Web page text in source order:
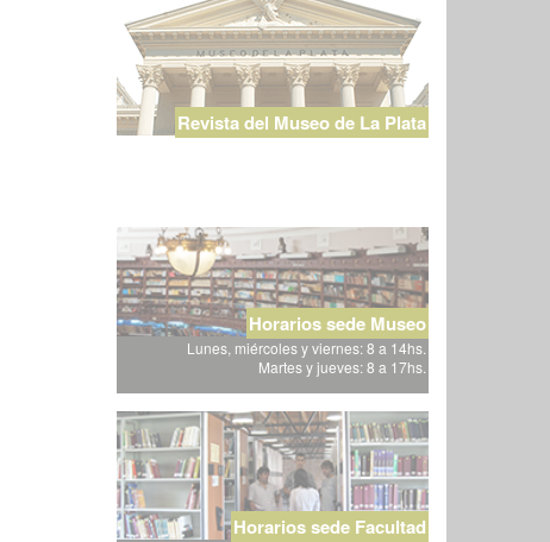
Revista del Museo de La Plata
Horarios sede Museo
Lunes, miércoles y viernes: 8 a 14hs.
Martes y jueves: 8 a 17hs.
Horarios sede Facultad